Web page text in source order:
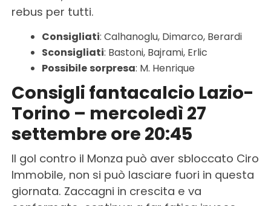
rebus per tutti.
Consigliati: Calhanoglu, Dimarco, Berardi
Sconsigliati: Bastoni, Bajrami, Erlic
Possibile sorpresa: M. Henrique
Consigli fantacalcio Lazio-
Torino – mercoledì 27
settembre ore 20:45
Il gol contro il Monza può aver sbloccato Ciro
Immobile, non si può lasciare fuori in questa
giornata. Zaccagni in crescita e va